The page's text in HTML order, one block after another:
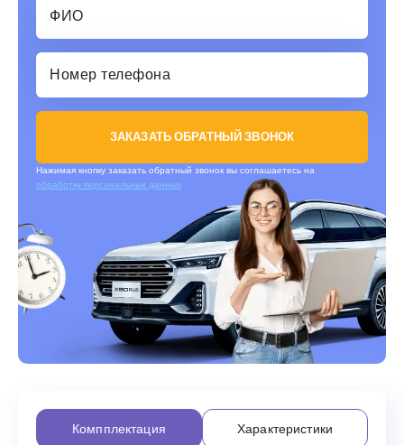
ЗАКАЗАТЬ ОБРАТНЫЙ ЗВОНОК
Нажимая кнопку заказать обратный звонок вы соглашаетесь на
обработку персональных данных
Компплектация Характеристики